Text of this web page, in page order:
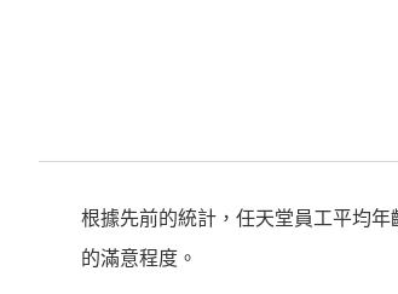
根據先前的統計，任天堂員工平均
的滿意程度。